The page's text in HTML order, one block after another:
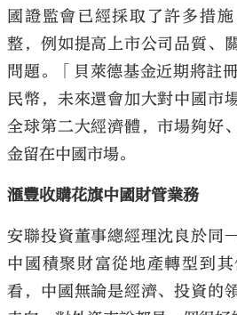
國證監會已經採取了許多措
整，例如提高上市公司品質、
問題。「貝萊德基金近期將註
民幣，未來還會加大對中國市
全球第二大經濟體，市場夠好
金留在中國市場。
滙豐收購花旗中國財管業務
安聯投資董事總經理沈良於同
中國積聚財富從地產轉型到
看，中國無論是經濟、投資的